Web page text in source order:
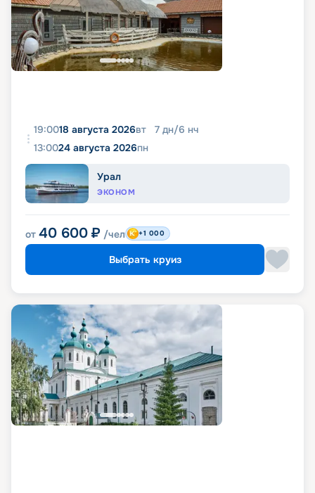
19:0018 августа 2026вт 7 дн/6 нч
13:0024 августа 2026пн
Урал
ЭКОНОМ
от 40 600 ₽ /чел +1 000
Выбрать круиз